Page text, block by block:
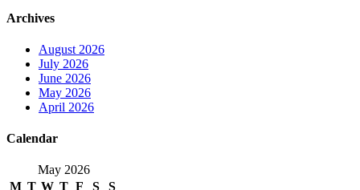
Archives
August 2026
July 2026
June 2026
May 2026
April 2026
Calendar
May 2026
M T W T F S
S